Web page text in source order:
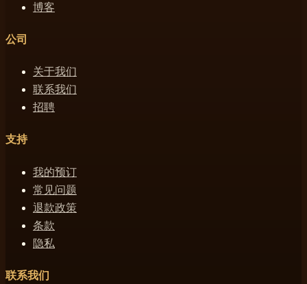
博客
公司
关于我们
联系我们
招聘
支持
我的预订
常见问题
退款政策
条款
隐私
联系我们